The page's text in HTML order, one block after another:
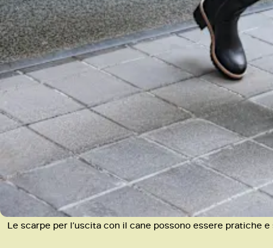
Le scarpe per l’uscita con il cane possono essere pratiche